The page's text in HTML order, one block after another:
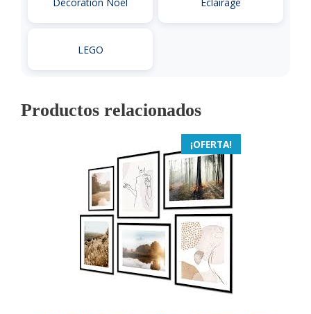
LEGO
Productos relacionados
¡OFERTA!